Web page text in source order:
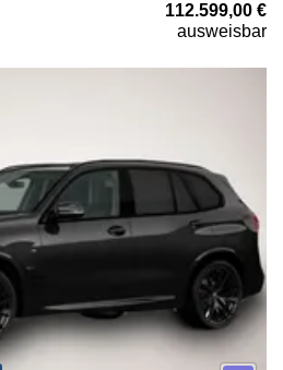
112.599,00 €
ausweisbar